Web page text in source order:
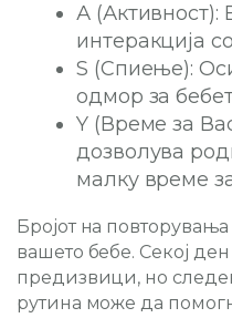
А (Активност):
интеракција
S (Спиење):
одмор за
Y (Време за
дозволува
малку време
Бројот на
вашето бебе. Секој
предизвици, но
рутина може да